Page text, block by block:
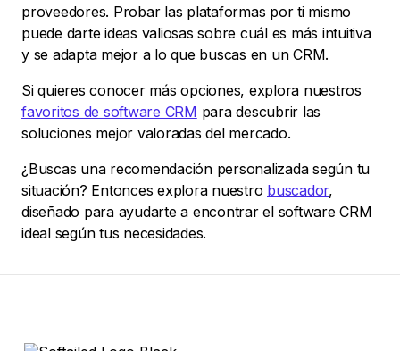
proveedores. Probar las plataformas por ti mismo
puede darte ideas valiosas sobre cuál es más intuitiva
y se adapta mejor a lo que buscas en un CRM.
Si quieres conocer más opciones, explora nuestros
favoritos de software CRM para descubrir las
soluciones mejor valoradas del mercado.
¿Buscas una recomendación personalizada según tu
situación? Entonces explora nuestro buscador,
diseñado para ayudarte a encontrar el software CRM
ideal según tus necesidades.